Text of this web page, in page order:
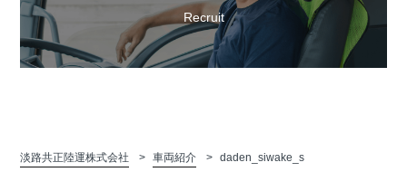
Recruit
淡路共正陸運株式会社 車両紹介 daden_siwake_s